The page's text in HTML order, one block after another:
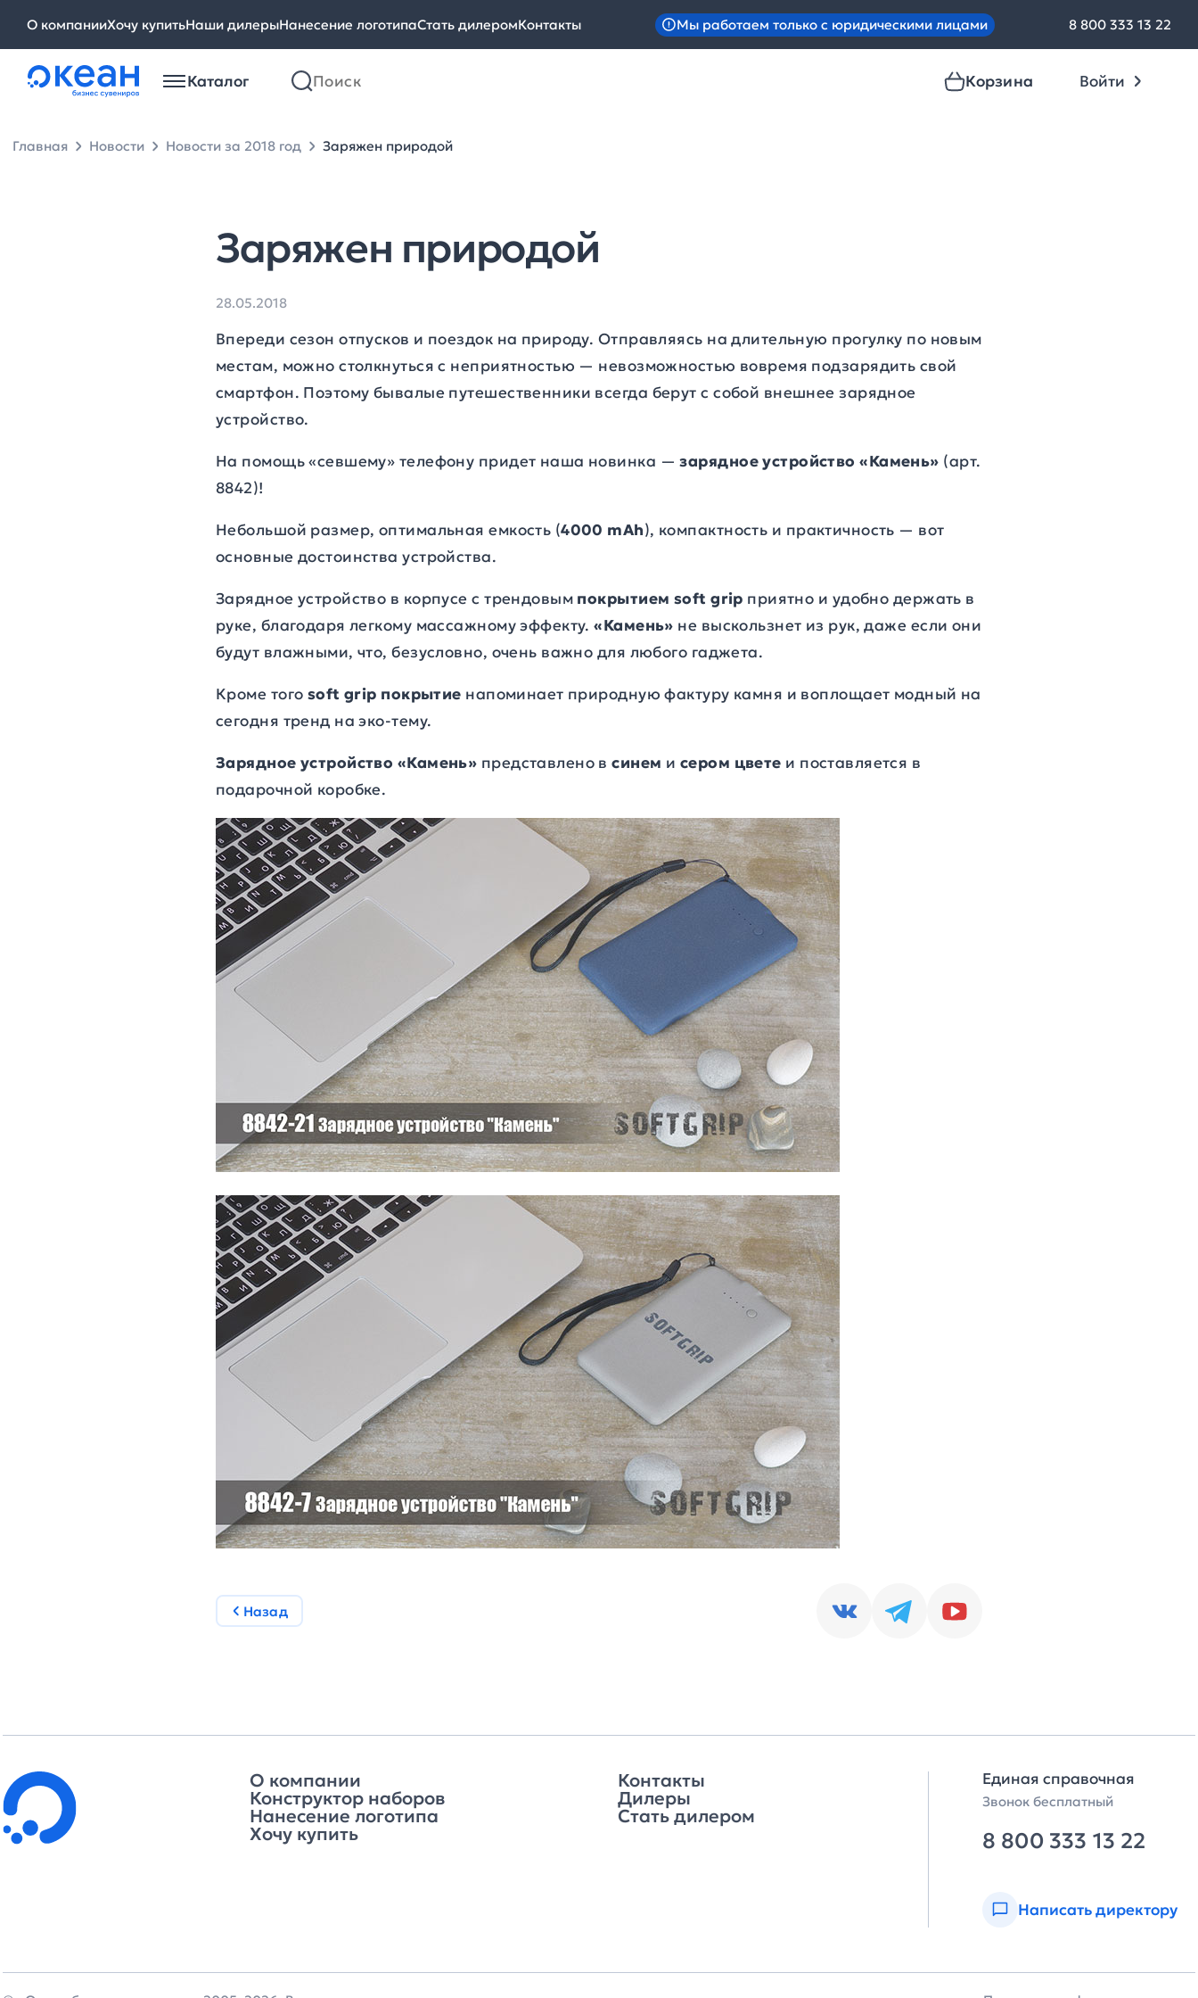
О компанииХочу купитьНаши дилерыНанесение логотипаСтать дилеромКонтакты Мы работаем только с юридическими лицами 8 800 333 13 22
Каталог Корзина Войти
Главная Новости Новости за 2018 год Заряжен природой
Заряжен природой
28.05.2018
Впереди сезон отпусков и поездок на природу. Отправляясь на длительную прогулку по новым
местам, можно столкнуться с неприятностью — невозможностью вовремя подзарядить свой
смартфон. Поэтому бывалые путешественники всегда берут с собой внешнее зарядное
устройство.
На помощь «севшему» телефону придет наша новинка —зарядное устройство «Камень» (арт.
8842)!
Небольшой размер, оптимальная емкость (4000 mAh), компактность и практичность — вот
основные достоинства устройства.
Зарядное устройство в корпусе с трендовым покрытием soft grip приятно и удобно держать в
руке, благодаря легкому массажному эффекту.«Камень» не выскользнет из рук, даже если они
будут влажными, что, безусловно, очень важно для любого гаджета.
Кроме того soft grip покрытие напоминает природную фактуру камня и воплощает модный на
сегодня тренд на эко-тему.
Зарядное устройство «Камень» представлено всинем и сером цвете и поставляется в
подарочной коробке.
Назад
О компании
Конструктор наборов
Нанесение логотипа
Хочу купить
Контакты
Дилеры
Стать дилером
Единая справочная
Звонок бесплатный
8 800 333 13 22
Написать директору